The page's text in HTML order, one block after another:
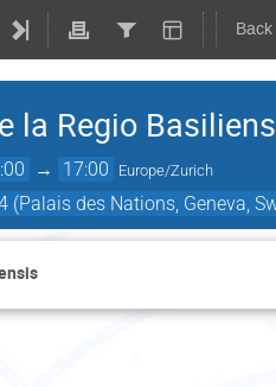
la Regio
→ 17:00 Europe/Zurich
(Palais des Nations, Geneva,